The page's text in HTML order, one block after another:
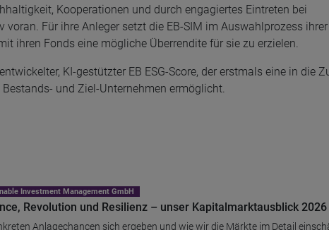
Kooperationen und durch engagiertes Eintreten bei
Für ihre Anleger setzt die EB-SIM im Auswahlprozess ihrer
ihren Fonds eine mögliche Überrendite für sie zu erzielen.
KI-gestützter EB ESG-Score, der erstmals eine in die
und Ziel-Unternehmen ermöglicht.
Investment Management GmbH
Revolution und Resilienz – unser Kapitalmarktausblick 2026
Anlagechancen sich ergeben und wie wir die Märkte im Detail